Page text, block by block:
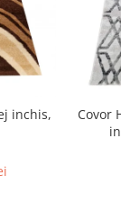
inchis,
Covor